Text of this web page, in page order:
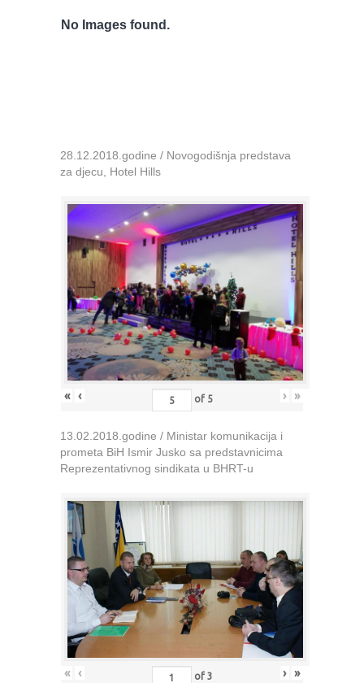
No Images found.
28.12.2018.godine / Novogodišnja predstava
za djecu, Hotel Hills
« ‹ of 5 › »
13.02.2018.godine / Ministar komunikacija i
prometa BiH Ismir Jusko sa predstavnicima
Reprezentativnog sindikata u BHRT-u
« ‹ of 3 › »